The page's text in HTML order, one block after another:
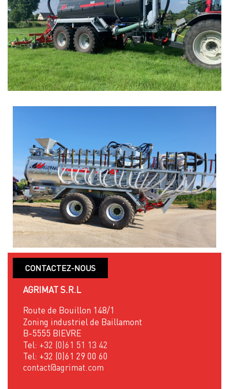
CONTACTEZ-NOUS
AGRIMAT S.R.L
Route de Bouillon 148/1
Zoning industriel de Baillamont
B-5555 BIEVRE
Tel: +32 (0)61 51 13 42
Tel: +32 (0)61 29 00 60
contact@agrimat.com